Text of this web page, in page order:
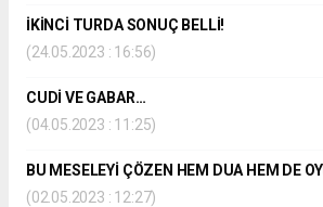
İKİNCİ TURDA SONUÇ BELLİ!
(24.05.2023 : 16:56)
CUDİ VE GABAR…
(04.05.2023 : 11:25)
BU MESELEYİ ÇÖZEN HEM DUA HEM DE
(02.05.2023 : 12:27)